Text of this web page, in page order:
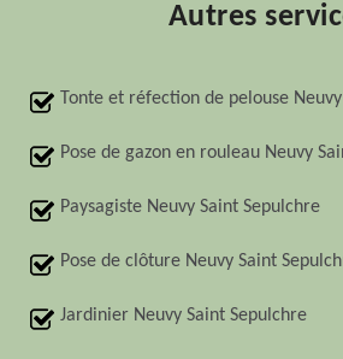
Autres
Tonte et réfection de pelouse
Pose de gazon en rouleau Neuvy
Paysagiste Neuvy Saint Sepulchre
Pose de clôture Neuvy Saint
Jardinier Neuvy Saint Sepulchre